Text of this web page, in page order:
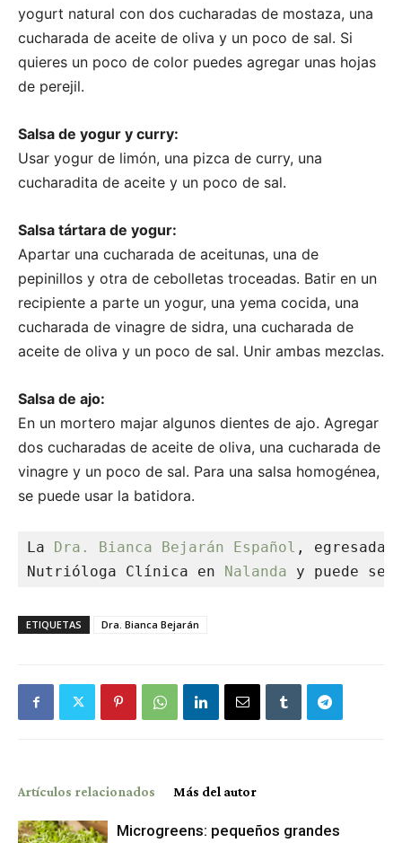
yogurt natural con dos cucharadas de mostaza, una
cucharada de aceite de oliva y un poco de sal. Si
quieres un poco de color puedes agregar unas hojas
de perejil.
Salsa de yogur y curry:
Usar yogur de limón, una pizca de curry, una
cucharadita de aceite y un poco de sal.
Salsa tártara de yogur:
Apartar una cucharada de aceitunas, una de
pepinillos y otra de cebolletas troceadas. Batir en un
recipiente a parte un yogur, una yema cocida, una
cucharada de vinagre de sidra, una cucharada de
aceite de oliva y un poco de sal. Unir ambas mezclas.
Salsa de ajo:
En un mortero majar algunos dientes de ajo. Agregar
dos cucharadas de aceite de oliva, una cucharada de
vinagre y un poco de sal. Para una salsa homogénea,
se puede usar la batidora.
La Dra. Bianca Bejarán Español , egresada
Nutrióloga Clínica en
Nalanda y puede ser
ETIQUETAS Dra. Bianca Bejarán
Artículos relacionados Más del autor
Microgreens: pequeños grandes